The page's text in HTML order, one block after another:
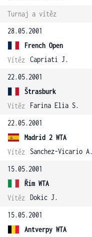
Turnaj a vítěz
28.05.2001
French Open
Vítěz
Capriati J.
22.05.2001
Štrasburk
Vítěz
Farina Elia S.
22.05.2001
Madrid 2 WTA
Vítěz
Sanchez-Vicario A.
15.05.2001
Řím WTA
Vítěz
Dokic J.
15.05.2001
Antverpy WTA